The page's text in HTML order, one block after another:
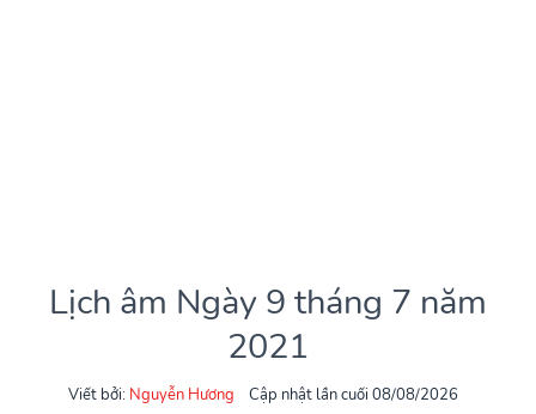
Lịch âm Ngày 9 tháng 7 năm
2021
Viết bởi: Nguyễn Hương
Cập nhật lần cuối 08/08/2026